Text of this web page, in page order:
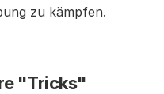
zu kämpfen.
"Tricks"